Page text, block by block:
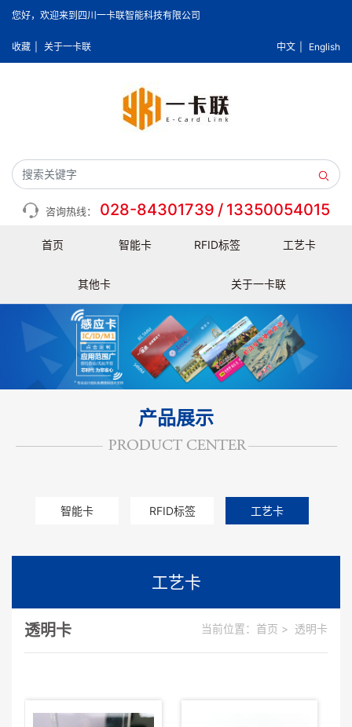
您好，欢迎来到四川一卡联智能科技有限公司
收藏 关于一卡联 中文 English
咨询热线： 028-84301739 / 13350054015
首页 智能卡 RFID标签 工艺卡
其他卡 关于一卡联
产品展示
智能卡 RFID标签 工艺卡
工艺卡
透明卡 当前位置： 首页 > 透明卡